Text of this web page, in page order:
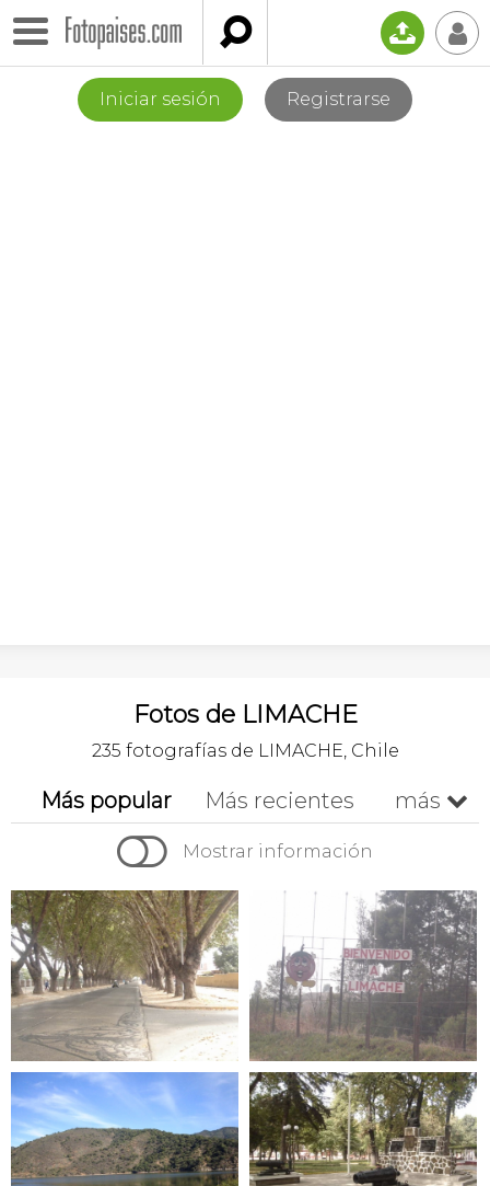
 📤 👤
Iniciar sesión Registrarse
Fotos de LIMACHE
235 fotografías de LIMACHE, Chile
Más popular
Más recientes
Cronológico
más 
 Mostrar información